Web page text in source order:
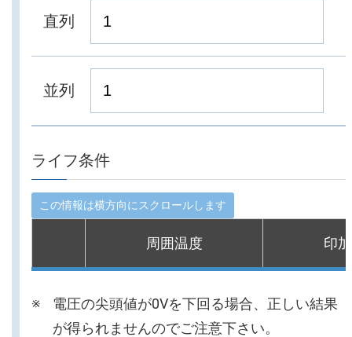
直列
並列
ライフ条件
周囲温度 印
電圧の尖頭値が0Vを下回る場合、正しい結果
が得られませんのでご注意下さい。